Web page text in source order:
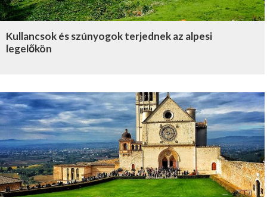
Kullancsok és szúnyogok terjednek az alpesi
legelőkön